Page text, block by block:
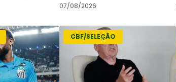
07/08/2026
CBF/SELEÇÃO